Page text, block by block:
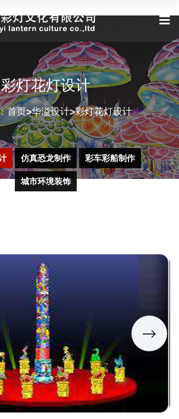
彩灯花灯设计
首页>华溢设计>彩灯花灯设计
仿真恐龙制作 彩车彩船制作
城市环境装饰